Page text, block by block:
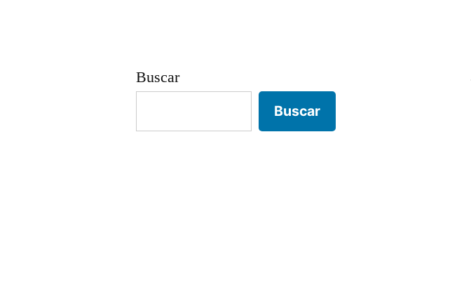
Buscar
Buscar